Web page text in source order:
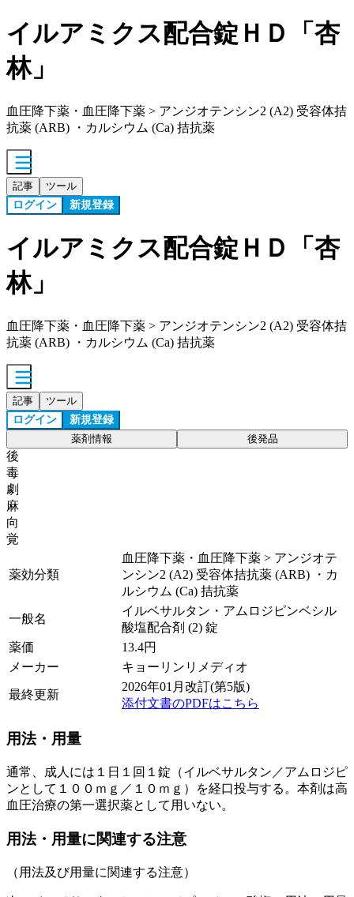
イルアミクス配合錠ＨＤ「杏
林」
血圧降下薬・血圧降下薬 > アンジオテンシン2 (A2) 受容体拮
抗薬 (ARB) ・カルシウム (Ca) 拮抗薬
記事 ツール
ログイン 新規登録
イルアミクス配合錠ＨＤ「杏
林」
血圧降下薬・血圧降下薬 > アンジオテンシン2 (A2) 受容体拮
抗薬 (ARB) ・カルシウム (Ca) 拮抗薬
記事 ツール
ログイン 新規登録
薬剤情報 後発品
後
毒
劇
麻
向
覚
薬効分類
血圧降下薬・血圧降下薬 > アンジオテ
ンシン2 (A2) 受容体拮抗薬 (ARB) ・カ
ルシウム (Ca) 拮抗薬
一般名
イルベサルタン・アムロジピンベシル
酸塩配合剤 (2) 錠
薬価
13.4円
メーカー
キョーリンリメディオ
最終更新
2026年01月改訂(第5版)
添付文書のPDFはこちら
用法・用量
通常、成人には１日１回１錠（イルベサルタン／アムロジピ
ンとして１００ｍｇ／１０ｍｇ）を経口投与する。本剤は高
血圧治療の第一選択薬として用いない。
用法・用量に関連する注意
（用法及び用量に関連する注意）